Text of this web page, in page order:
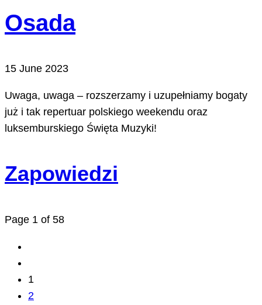
Osada
15 June 2023
Uwaga, uwaga – rozszerzamy i uzupełniamy bogaty
już i tak repertuar polskiego weekendu oraz
luksemburskiego Święta Muzyki!
Zapowiedzi
Page 1 of 58
1
2